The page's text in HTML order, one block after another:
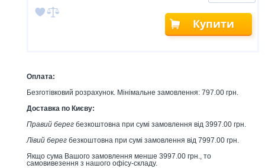
Купити
Оплата:
Безготівковий розрахунок. Мінімальне замовлення: 797.00 грн.
Доставка по Києву:
Правий берег безкоштовна при сумі замовлення від 3997.00 грн.
Лівий берег безкоштовна при сумі замовлення від 7997.00 грн.
Якщо сума Вашого замовлення менше 3997.00 грн., то
самовивезення з нашого офісу-складу.